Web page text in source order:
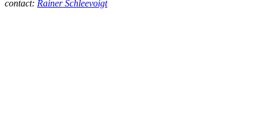
contact: Rainer Schleevoigt